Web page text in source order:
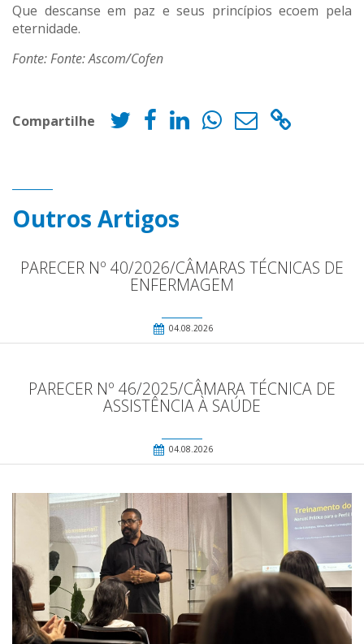
Que descanse em paz e seus princípios ecoem pela
eternidade.
Fonte: Fonte: Ascom/Cofen
Compartilhe
Outros Artigos
PARECER Nº 40/2026/CÂMARAS TÉCNICAS DE
ENFERMAGEM
04.08.2026
PARECER Nº 46/2025/CÂMARA TÉCNICA DE
ASSISTÊNCIA À SAÚDE
04.08.2026